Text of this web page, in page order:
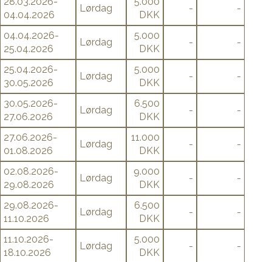
04.04.2026
Lørdag
DKK
- -
04.04.2026-
25.04.2026
Lørdag
5.000
DKK
- -
25.04.2026-
30.05.2026
Lørdag
5.000
DKK
- -
30.05.2026-
27.06.2026
Lørdag
6.500
DKK
- -
27.06.2026-
01.08.2026
Lørdag
11.000
DKK
- -
02.08.2026-
29.08.2026
Lørdag
9.000
DKK
- -
29.08.2026-
11.10.2026
Lørdag
6.500
DKK
- -
11.10.2026-
18.10.2026
Lørdag
5.000
DKK
- -